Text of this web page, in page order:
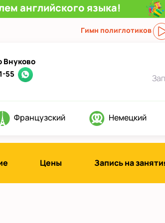
английского языка!
Гимн полиглотиков
Внуково
55
Французский Немецкий
Цены Запись на